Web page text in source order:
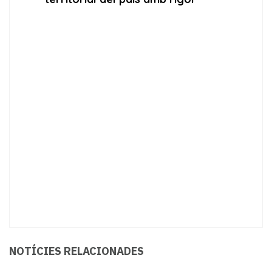
NOTÍCIES RELACIONADES